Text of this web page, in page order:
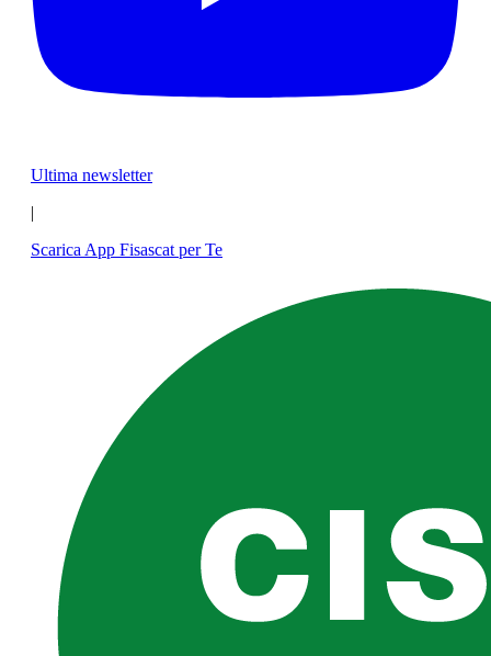
Ultima newsletter
|
Scarica App Fisascat per Te